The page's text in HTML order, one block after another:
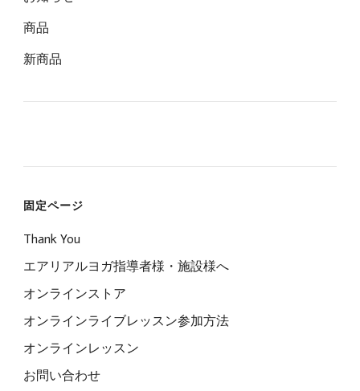
商品
新商品
固定ページ
Thank You
エアリアルヨガ指導者様・施設様へ
オンラインストア
オンラインライブレッスン参加方法
オンラインレッスン
お問い合わせ